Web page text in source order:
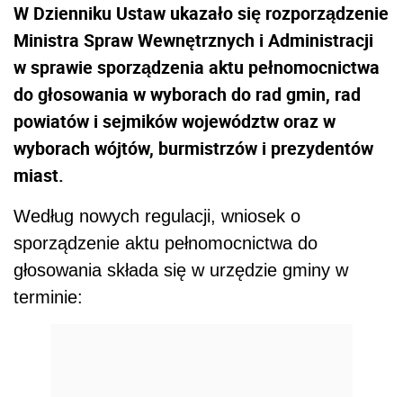
W Dzienniku Ustaw ukazało się rozporządzenie
Ministra Spraw Wewnętrznych i Administracji
w sprawie sporządzenia aktu pełnomocnictwa
do głosowania w wyborach do rad gmin, rad
powiatów i sejmików województw oraz w
wyborach wójtów, burmistrzów i prezydentów
miast.
Według nowych regulacji, wniosek o
sporządzenie aktu pełnomocnictwa do
głosowania składa się w urzędzie gminy w
terminie: